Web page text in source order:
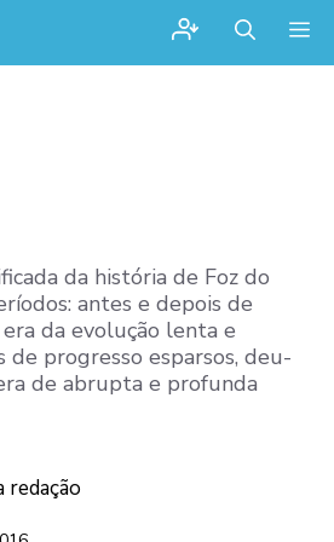
da história de Foz do
antes e depois de
da evolução lenta e
de progresso esparsos, deu-
de abrupta e profunda
redação